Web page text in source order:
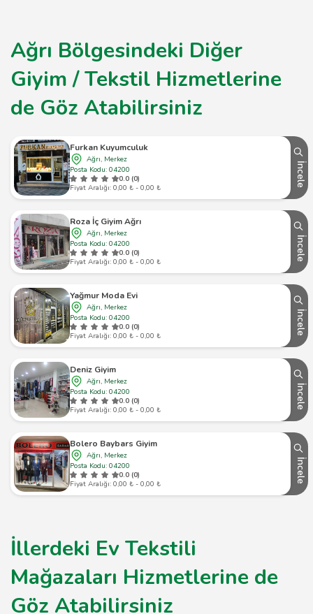
Ağrı Bölgesindeki Diğer
Giyim / Tekstil Hizmetlerine
de Göz Atabilirsiniz
Furkan Kuyumculuk
Ağrı, Merkez
Posta Kodu: 04200
0.0 (0)
Fiyat Aralığı: 0,00 ₺ - 0,00 ₺
İncele
Roza İç Giyim Ağrı
Ağrı, Merkez
Posta Kodu: 04200
0.0 (0)
Fiyat Aralığı: 0,00 ₺ - 0,00 ₺
İncele
Yağmur Moda Evi
Ağrı, Merkez
Posta Kodu: 04200
0.0 (0)
Fiyat Aralığı: 0,00 ₺ - 0,00 ₺
İncele
Deniz Giyim
Ağrı, Merkez
Posta Kodu: 04200
0.0 (0)
Fiyat Aralığı: 0,00 ₺ - 0,00 ₺
İncele
Bolero Baybars Giyim
Ağrı, Merkez
Posta Kodu: 04200
0.0 (0)
Fiyat Aralığı: 0,00 ₺ - 0,00 ₺
İncele
İllerdeki Ev Tekstili
Mağazaları Hizmetlerine de
Göz Atabilirsiniz